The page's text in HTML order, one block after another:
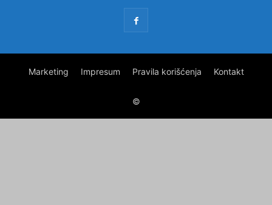
Marketing Impresum Pravila korišćenja Kontakt
©